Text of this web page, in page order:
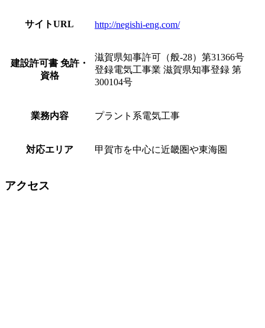
サイトURL http://negishi-eng.com/
建設許可書 免許・
資格
滋賀県知事許可（般-28）第31366号
登録電気工事業 滋賀県知事登録 第
300104号
業務内容 プラント系電気工事
対応エリア 甲賀市を中心に近畿圏や東海圏
アクセス